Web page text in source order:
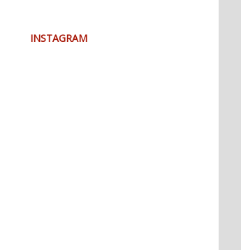
INSTAGRAM